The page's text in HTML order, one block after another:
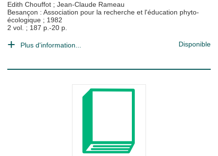
Edith Chouffot ; Jean-Claude Rameau
Besançon : Association pour la recherche et l'éducation phyto-
écologique ; 1982
2 vol. ; 187 p.-20 p.
Plus d'information... Disponible